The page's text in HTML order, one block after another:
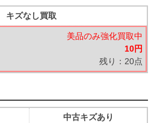
キズなし買取
美品のみ強化買取中
10円
残り：20点
中古キズあり